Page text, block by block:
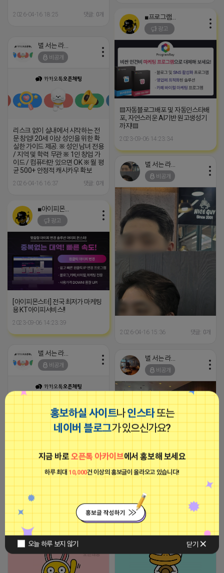
홍보하실 사이트나인스타또는
네이버 블로그가 있으신가요?
지금 바로오픈톡 아카이브에서 홍보해 보세요
하루 최대 10,000건 이상의 홍보글이 올라오고 있습니다!
오늘 하루 보지 않기 닫기
2026-04-16 18:25 댓글: 0개
광고
▤자동블로그배포 및 자동인스타배
포, 자연스러운 AI기반 원고생성기
까지!▤
2023-09-06 14:23:34
벌 서는 라이언
비공개
리스크 없이 실내에서 시작하는 전
문 창업! 20세 이상 성인을 위한 확
실한 가이드 제공. ※ 성인 남녀 전용
/ 지역 및 학력 무관 ※ 1인 창업 가
이드 / 컴퓨터만 있으면 OK ※ 월 평
균 500+ 안정적 캐시카우 확보
2026-04-16 16:37 댓글: 0개
벌 서는 라이언
비공개
2026-04-16 15:36 댓글: 0개
■아이피몬스터■
광고
[아이피몬스터] 전국 최저가 마케팅
용 KT아이피서비스!!
2023-09-06 14:23:39
벌 서는 라이언
비공개
실한 가이드 제공. ※ 성인 남녀 전용
/ 지역 및 학력 무관 ※ 1인 창업 가
이드 / 컴퓨터만 있으면 OK ※ 월 평
균 500+ 안정적 캐시카우 확보
벌 서는 라이언
비공개
2026-04-15 16:53
비공개